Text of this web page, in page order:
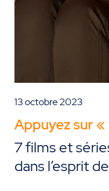
13 octobre 2023
Appuyez sur
7 films et
dans l’esprit